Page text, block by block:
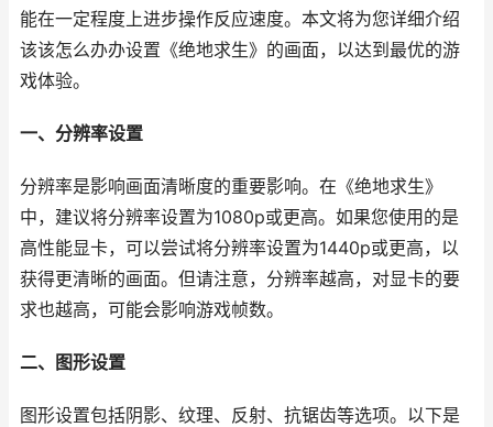
能在一定程度上进步操作反应速度。本文将为您详细介绍
该该怎么办办设置《绝地求生》的画面，以达到最优的游
戏体验。
一、分辨率设置
分辨率是影响画面清晰度的重要影响。在《绝地求生》
中，建议将分辨率设置为1080p或更高。如果您使用的是
高性能显卡，可以尝试将分辨率设置为1440p或更高，以
获得更清晰的画面。但请注意，分辨率越高，对显卡的要
求也越高，可能会影响游戏帧数。
二、图形设置
图形设置包括阴影、纹理、反射、抗锯齿等选项。以下是